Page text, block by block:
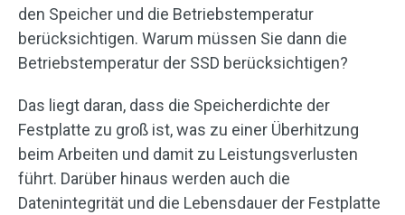
den Speicher und die Betriebstemperatur
berücksichtigen. Warum müssen Sie dann die
Betriebstemperatur der SSD berücksichtigen?
Das liegt daran, dass die Speicherdichte der
Festplatte zu groß ist, was zu einer Überhitzung
beim Arbeiten und damit zu Leistungsverlusten
führt. Darüber hinaus werden auch die
Datenintegrität und die Lebensdauer der Festplatte